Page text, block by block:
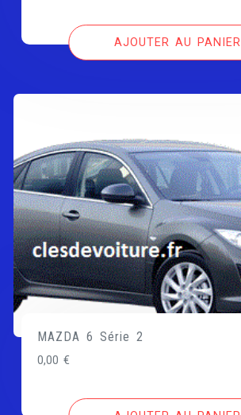
AJOUTER AU PANIER
MAZDA 6 Série 2
0,00€